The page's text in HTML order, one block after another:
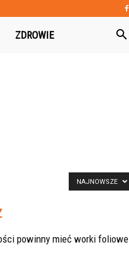
ZDROWIE
NAJNOWSZE
powinny mieć worki foliowe